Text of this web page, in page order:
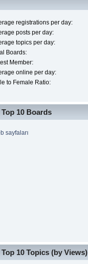
registrations per day:
posts per day:
topics per day:
Boards:
Member:
online per day:
to Female Ratio:
Top 10 Boards
sayfaları
Top 10 Topics (by Views)